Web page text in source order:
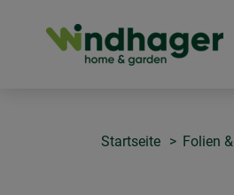
Startseite Folien